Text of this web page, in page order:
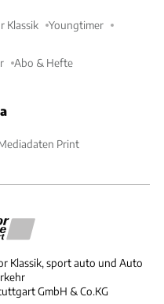
Klassik Youngtimer
Abo & Hefte
Print
Klassik, sport auto und Auto
GmbH & Co.KG